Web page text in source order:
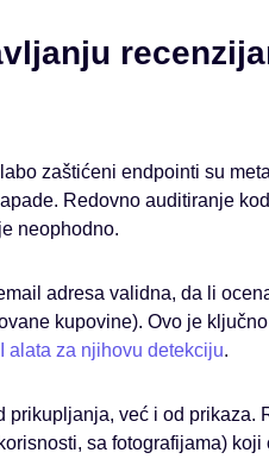
zaštićeni endpointi su
Redovno auditiranje
neophodno.
adresa validna, da li
kupovine). Ovo je
alata za njihovu detekciju.
prikupljanja, već i od prikaza.
sa fotografijama) koji